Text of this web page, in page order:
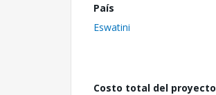
País
Eswatini
Costo total del proyecto